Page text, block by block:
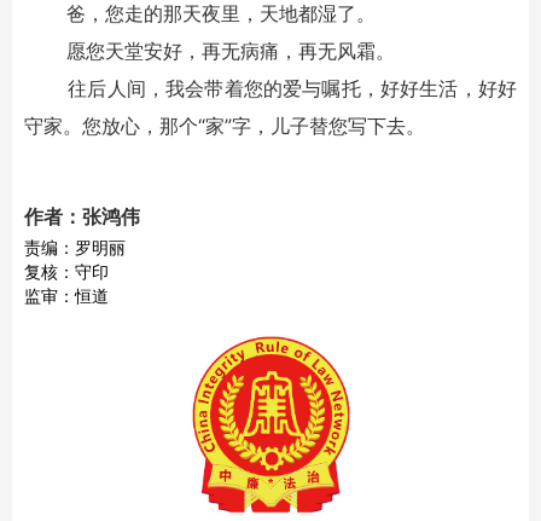
爸，您走的那天夜里，天地都湿了。
愿您天堂安好，再无病痛，再无风霜。
往后人间，我会带着您的爱与嘱托，好好生活，好好
守家。您放心，那个“家”字，儿子替您写下去。
作者：张鸿伟
责编：罗明丽
复核：守印
监审：恒道